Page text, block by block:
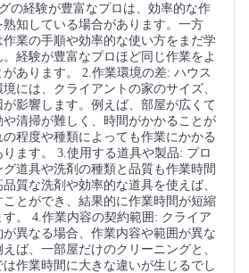
の経験が豊富なプロは、効率的な作
知している場合があります。一方
業の手順や効率的な使い方をまだ学
経験が豊富なプロほど同じ作業をよ
あります。 2.作業環境の差: ハウス
には、クライアントの家のサイズ、
影響します。例えば、部屋が広くて
清掃が難しく、時間がかかることが
程度や種類によっても作業にかかる
ます。 3.使用する道具や製品: プロ
道具や洗剤の種類と品質も作業時間
質な洗剤や効率的な道具を使えば、
とができ、結果的に作業時間が短縮
。 4.作業内容の契約範囲: クライア
異なる場合、作業内容や範囲が異な
ば、一部屋だけのクリーニングと、
作業時間に大きな違いが生じるでし